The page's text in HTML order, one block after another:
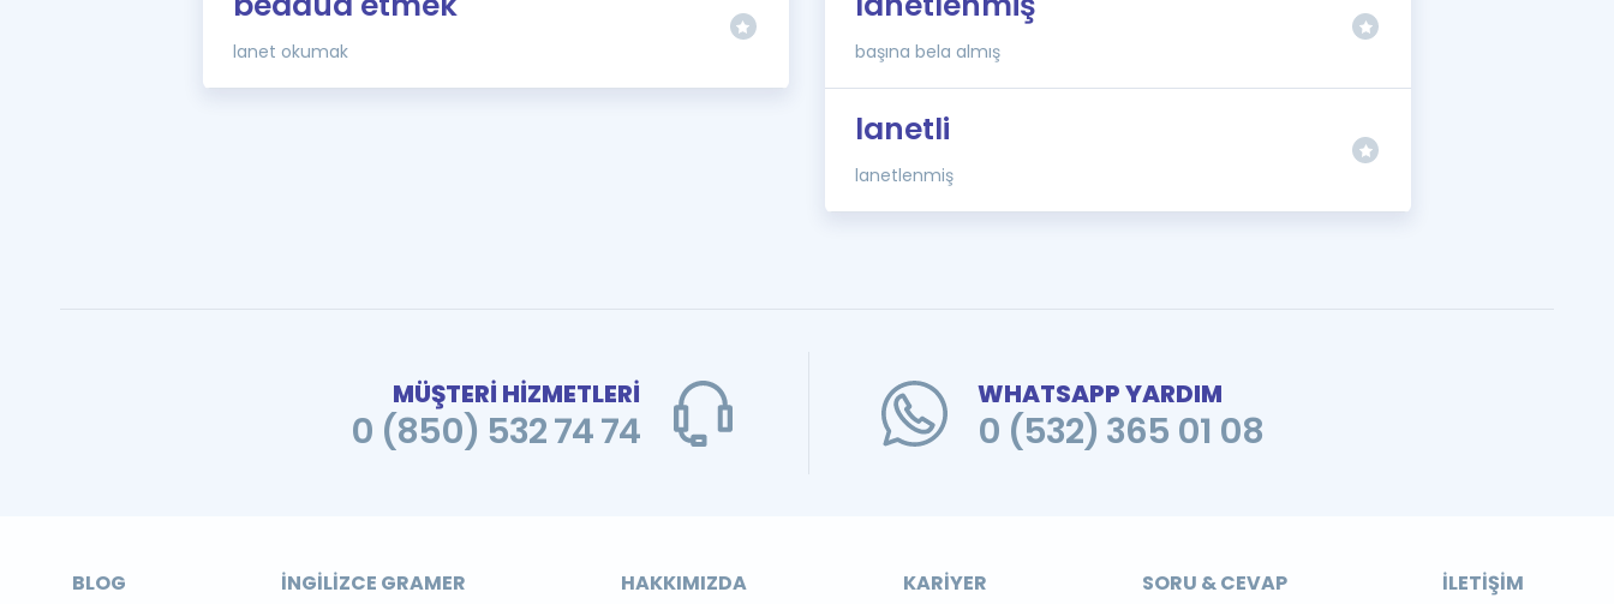
lanet okumak başına bela almış
lanetli
lanetlenmiş
MÜŞTERİ HİZMETLERİ
0 (850) 532 74 74
WHATSAPP YARDIM
0 (532) 365 01 08
BLOG İNGILIZCE GRAMER HAKKIMIZDA KARIYER SORU & CEVAP İLETIŞIM